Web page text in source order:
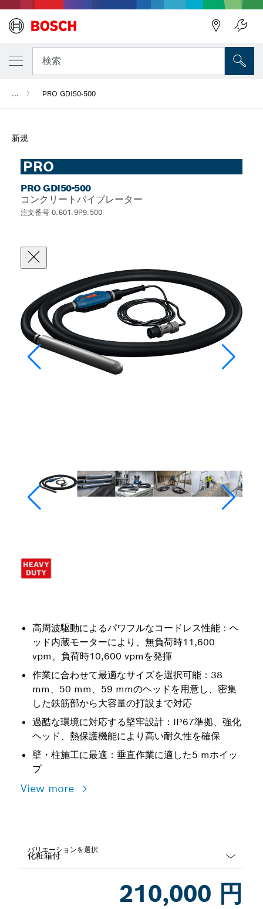
検索
... PRO GDI50-500
新規
PRO
PRO GDI50-500
コンクリートバイブレーター
注文番号 0.601.9P9.500
高周波駆動によるパワフルなコードレス性能：ヘ
ッド内蔵モーターにより、無負荷時11,600
vpm、負荷時10,600 vpmを発揮
作業に合わせて最適なサイズを選択可能：38
mm、50 mm、59 mmのヘッドを用意し、密集
した鉄筋部から大容量の打設まで対応
過酷な環境に対応する堅牢設計：IP67準拠、強化
ヘッド、熱保護機能により高い耐久性を確保
壁・柱施工に最適：垂直作業に適した5 mホイッ
プ
View more
バリエーションを選択
210,000 円